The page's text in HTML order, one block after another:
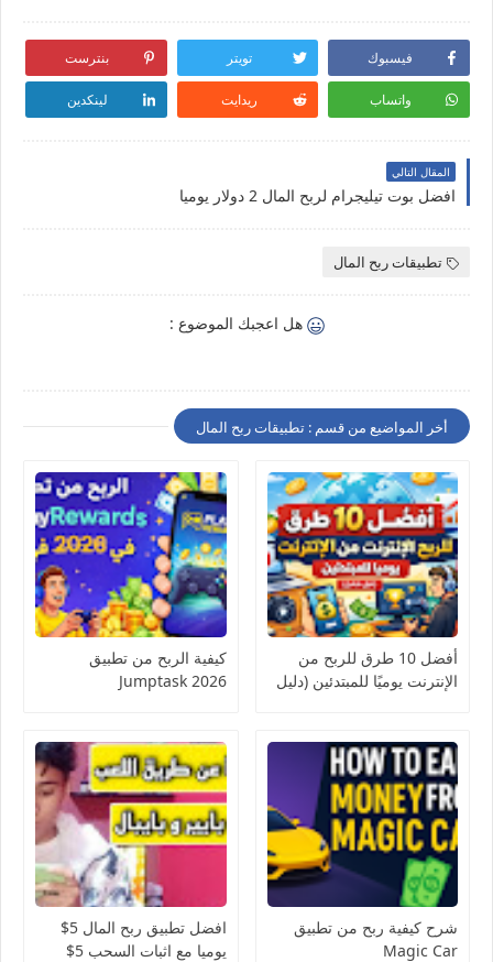
فيسبوك تويتر بنترست
واتساب ريدايت لينكدين
المقال التالي
افضل بوت تيليجرام لربح المال 2 دولار يوميا
تطبيقات ربح المال
هل اعجبك الموضوع :
أخر المواضيع من قسم : تطبيقات ربح المال
أفضل 10 طرق للربح من
الإنترنت يوميًا للمبتدئين (دليل
كيفية الربح من تطبيق
Jumptask 2026
شرح كيفية ربح من تطبيق
Magic Car
افضل تطبيق ربح المال 5$
يوميا مع اثبات السحب 5$